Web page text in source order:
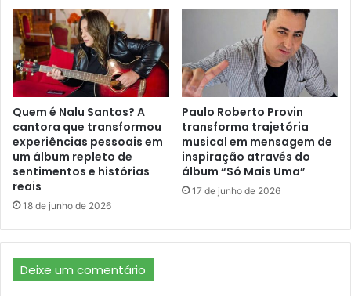
Quem é Nalu Santos? A
cantora que transformou
experiências pessoais em
um álbum repleto de
sentimentos e histórias
reais
18 de junho de 2026
Paulo Roberto Provin
transforma trajetória
musical em mensagem de
inspiração através do
álbum “Só Mais Uma”
17 de junho de 2026
Deixe um comentário